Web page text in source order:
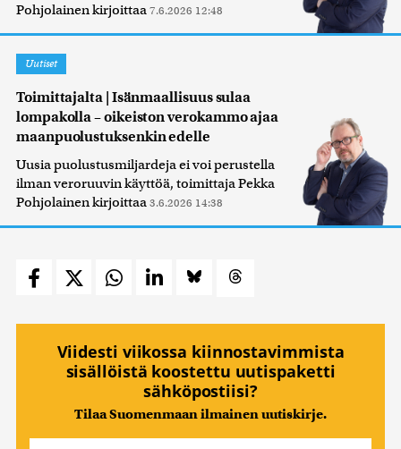
Pohjolainen kirjoittaa 7.6.2026 12:48
Uutiset
Toimittajalta | Isänmaallisuus sulaa
lompakolla – oikeiston verokammo ajaa
maanpuolustuksenkin edelle
Uusia puolustusmiljardeja ei voi perustella
ilman veroruuvin käyttöä, toimittaja Pekka
Pohjolainen kirjoittaa 3.6.2026 14:38
Viidesti viikossa kiinnostavimmista
sisällöistä koostettu uutispaketti
sähköpostiisi?
Tilaa Suomenmaan ilmainen uutiskirje.